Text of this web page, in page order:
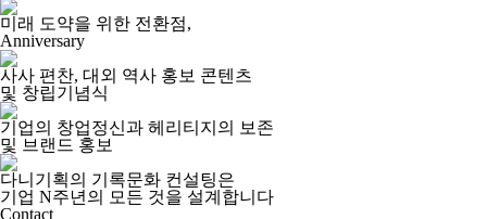
미래 도약을 위한 전환점,
Anniversary
사사 편찬, 대외 역사 홍보 콘텐츠
및 창립기념식
기업의 창업정신과 헤리티지의 보존
및 브랜드 홍보
다니기획의 기록문화 컨설팅은
기업 N주년의 모든 것을 설계합니다
Contact